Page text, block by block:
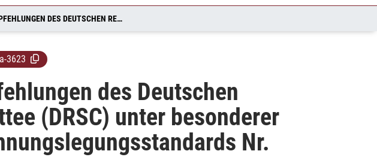
RELEVANZ VON RECHNUNGSLEGUNGSEMPFEHLUNGEN DES DEUTSCHEN RECHNUNGSLEGUNGS STANDARDS COMMITTEE (DRSC) UNTER BESONDERER BERÜCKSICHTIGUNG DES DEUTSCHEN RECHNUNGSLEGUNGSSTANDARDS NR. (DRS) 20 (KONZERNLAGEBERICHT)
3623
des Deutschen
(DRSC) unter besonderer
Nr.